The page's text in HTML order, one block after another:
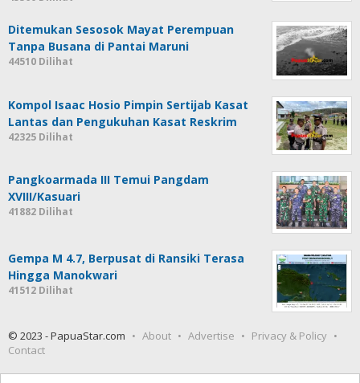
Ditemukan Sesosok Mayat Perempuan
Tanpa Busana di Pantai Maruni
44510 Dilihat
Kompol Isaac Hosio Pimpin Sertijab Kasat
Lantas dan Pengukuhan Kasat Reskrim
42325 Dilihat
Pangkoarmada III Temui Pangdam
XVIII/Kasuari
41882 Dilihat
Gempa M 4.7, Berpusat di Ransiki Terasa
Hingga Manokwari
41512 Dilihat
© 2023 - PapuaStar.com About Advertise
Privacy & Policy
Contact